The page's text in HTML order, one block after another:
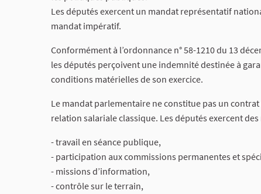
Les députés exercent un mandat représentatif
mandat impératif.
Conformément à l’ordonnance n° 58-1210 du 13
les députés perçoivent une indemnité destinée à
conditions matérielles de son exercice.
Le mandat parlementaire ne constitue pas un
relation salariale classique. Les députés exercent
- travail en séance publique,
- participation aux commissions permanentes et
- missions d’information,
- contrôle sur le terrain,